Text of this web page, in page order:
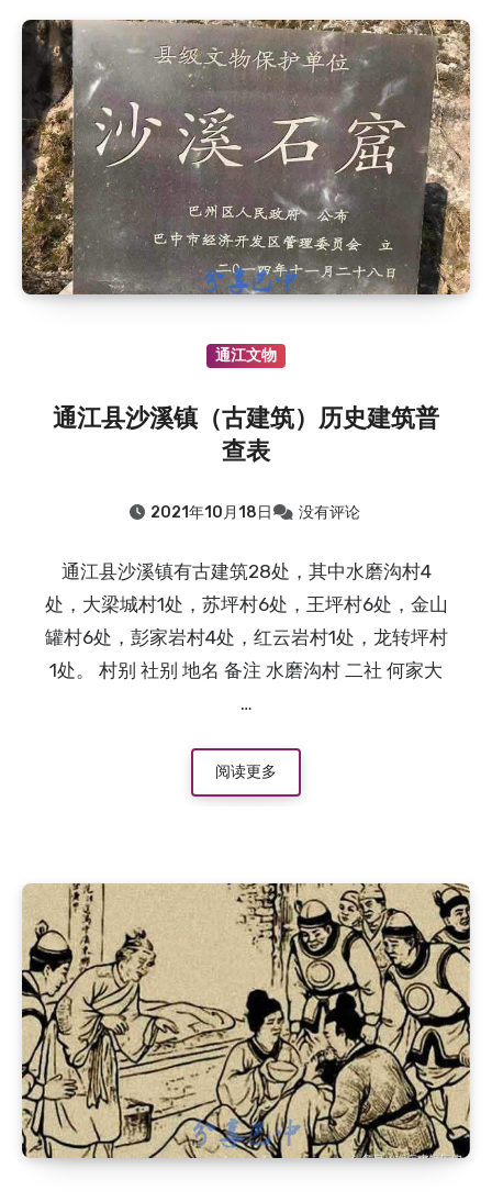
通江文物
通江县沙溪镇（古建筑）历史建筑普
查表
2021年10月18日 没有评论
通江县沙溪镇有古建筑28处，其中水磨沟村4
处，大梁城村1处，苏坪村6处，王坪村6处，金山
罐村6处，彭家岩村4处，红云岩村1处，龙转坪村
1处。 村别 社别 地名 备注 水磨沟村 二社 何家大
…
阅读更多